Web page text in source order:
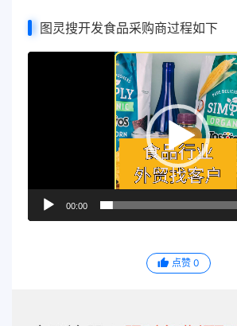
图灵搜开发食品采购商过程如下
00:00
点赞 0